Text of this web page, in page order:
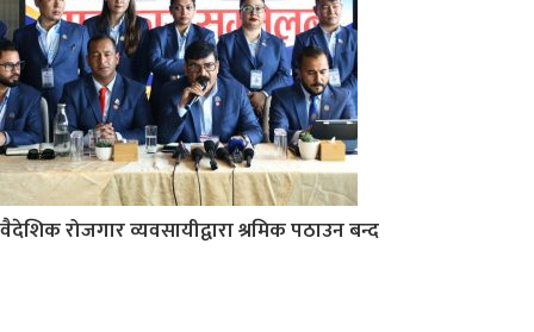
वैदेशिक रोजगार व्यवसायीद्वारा श्रमिक पठाउन बन्द